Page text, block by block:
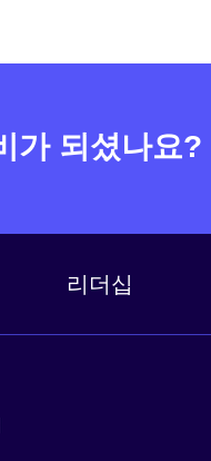
가 되셨나요?
리더십